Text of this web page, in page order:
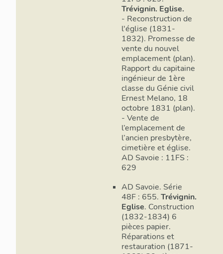
Trévignin. Eglise.
- Reconstruction de
l'église (1831-
1832). Promesse de
vente du nouvel
emplacement (plan).
Rapport du capitaine
ingénieur de 1ère
classe du Génie civil
Ernest Melano, 18
octobre 1831 (plan).
- Vente de
l’emplacement de
l’ancien presbytère,
cimetière et église.
AD Savoie : 11FS :
629
AD Savoie. Série
48F : 655. Trévignin.
Eglise. Construction
(1832-1834) 6
pièces papier.
Réparations et
restauration (1871-